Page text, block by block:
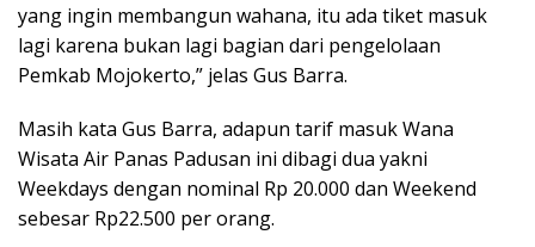
yang ingin membangun wahana, itu ada tiket masuk
lagi karena bukan lagi bagian dari pengelolaan
Pemkab Mojokerto,” jelas Gus Barra.
Masih kata Gus Barra, adapun tarif masuk Wana
Wisata Air Panas Padusan ini dibagi dua yakni
Weekdays dengan nominal Rp 20.000 dan Weekend
sebesar Rp22.500 per orang.